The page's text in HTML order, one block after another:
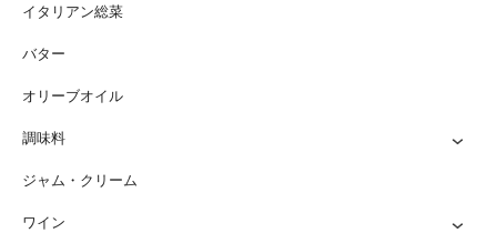
イタリアン総菜
バター
オリーブオイル
調味料
ジャム・クリーム
ワイン